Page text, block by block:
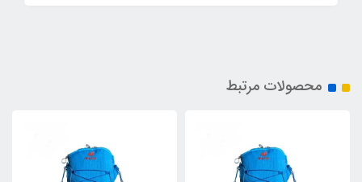
محصولات مرتبط